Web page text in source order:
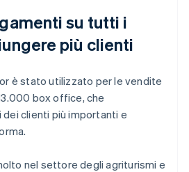
su tutti i
più clienti
è stato utilizzato per le vendite
box office, che
clienti più importanti e
nel settore degli agriturismi e